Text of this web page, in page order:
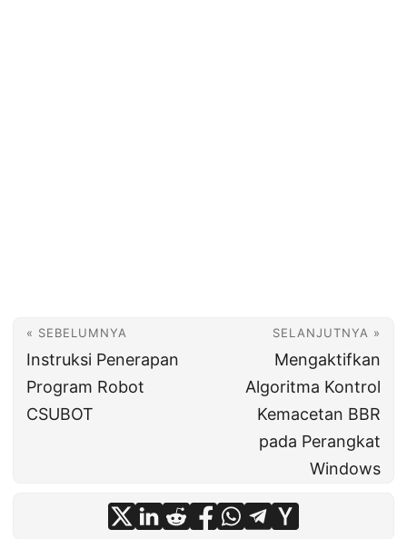
« SEBELUMNYA
Instruksi Penerapan
Program Robot
CSUBOT
SELANJUTNYA »
Mengaktifkan
Algoritma Kontrol
Kemacetan BBR
pada Perangkat
Windows